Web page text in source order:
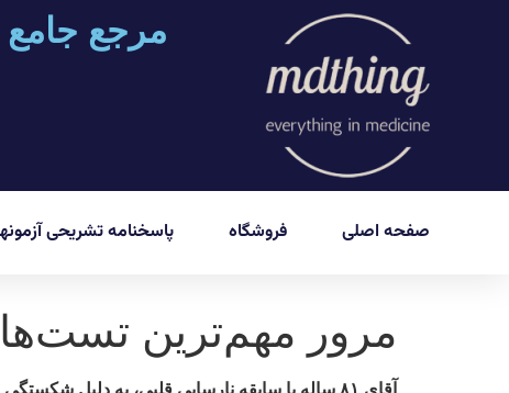
مرجع
صفحه اصلی فروشگاه پاسخنامه تشریحی
مرور مهم‌ترین تست‌های